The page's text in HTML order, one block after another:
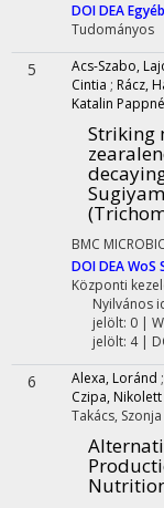
DOIDEA
Tudományos
5 Acs-Szabo,
Cintia ; Rácz,
Katalin Pappné
Striking
BMC
DOIDEAWoS
Központi
Nyilvános
jelölt: 0 |
jelölt: 4 |
6 Alexa, Loránd ;
Czipa, Nikolett
Takács, Szonja